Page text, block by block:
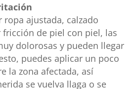
ropa ajustada, calzado
de piel con piel, las
dolorosas y pueden llegar
puedes aplicar un poco
la zona afectada, así
se vuelva llaga o se